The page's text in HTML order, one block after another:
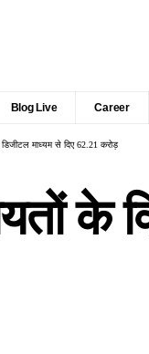
Blog Live Career
माध्यम से दिए 62.21 करोड़
के